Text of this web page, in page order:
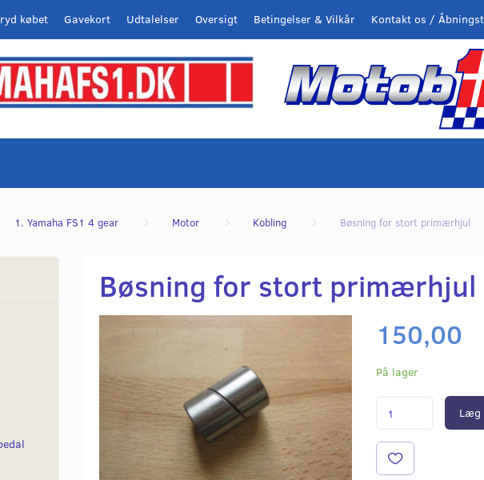
Kontakt os /
Betingelser & Vilkår
Oversigt
Udtalelser
Gavekort
købet
1. Yamaha FS1 4 gear Motor Kobling Bøsning for stort primærhjul
Bøsning for stort primærhjul
150,00
På lager
Læg